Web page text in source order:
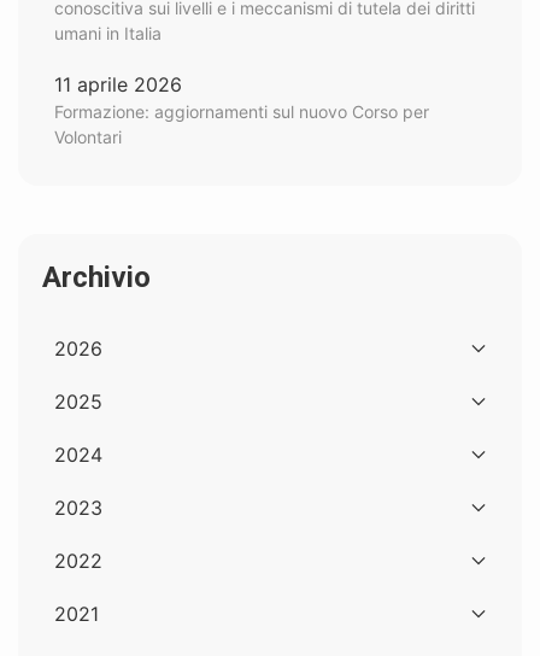
conoscitiva sui livelli e i meccanismi di tutela dei diritti
umani in Italia
11 aprile 2026
Formazione: aggiornamenti sul nuovo Corso per
Volontari
Archivio
2026
2025
2024
2023
2022
2021